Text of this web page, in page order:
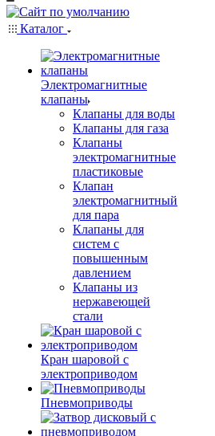
Каталог
Электромагнитные
клапаны
Клапаны для воды
Клапаны для газа
Клапаны
электромагнитные
пластиковые
Клапан
электромагнитный
для пара
Клапаны для
систем с
повышенным
давлением
Клапаны из
нержавеющей
стали
Кран шаровой с
электроприводом
Пневмоприводы